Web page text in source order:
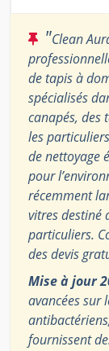
"Clean
de tapis à
spécialisés
canapés, des
les
de nettoyage
pour
récemment
vitres destiné
particuliers.
des devis
Mise à jour
avancées sur
fournissent